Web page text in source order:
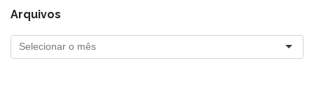
Arquivos